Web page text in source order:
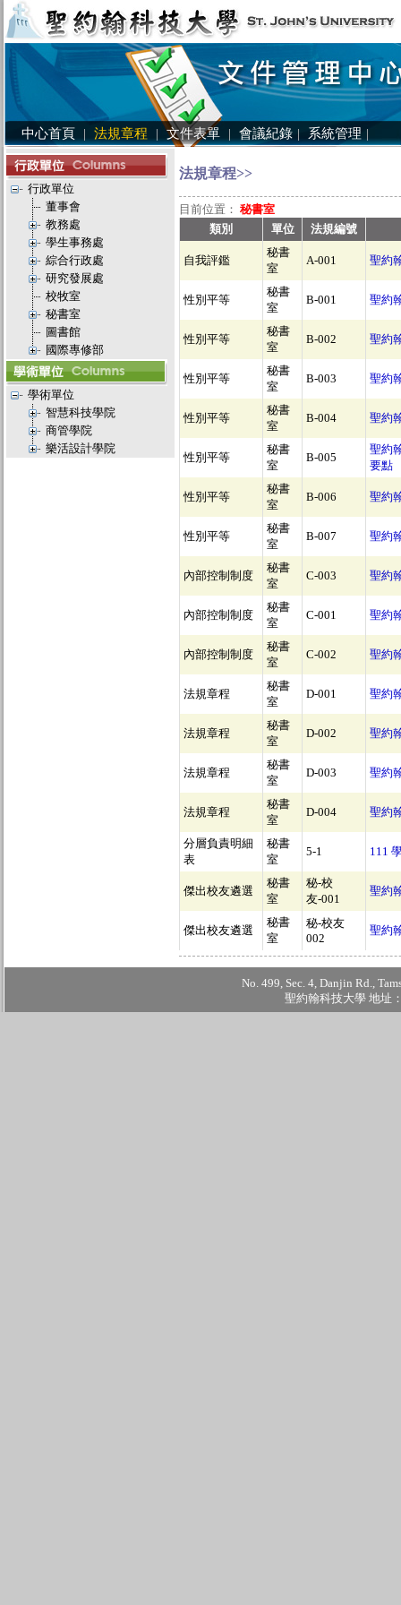
中心首頁 | 法規章程 | 文件表單 | 會議紀錄 | 系統管理 |
行政單位
董事會
教務處
學生事務處
綜合行政處
研究發展處
校牧室
秘書室
圖書館
國際專修部
學術單位
智慧科技學院
商管學院
樂活設計學院
法規章程>>
目前位置： 秘書室
類別
單位 法規編號
自我評鑑
秘書
室
A-001 聖約
性別平等
秘書
室
B-001 聖約
性別平等
秘書
室
B-002 聖約
性別平等
秘書
室
B-003 聖約
性別平等
秘書
室
B-004 聖約
性別平等
秘書
室
B-005
聖約
要點
性別平等
秘書
室
B-006 聖約
性別平等
秘書
室
B-007 聖約
內部控制制度
秘書
室
C-003 聖約
內部控制制度
秘書
室
C-001 聖約
內部控制制度
秘書
室
C-002 聖約
法規章程
秘書
室
D-001 聖約
法規章程
秘書
室
D-002 聖約
法規章程
秘書
室
D-003 聖約
法規章程
秘書
室
D-004 聖約
分層負責明細
表
秘書
室
5-1 111
傑出校友遴選
秘書
室
秘-校
友-001
聖約
傑出校友遴選
秘書
室
秘-校友
002
聖約
No. 499, Sec. 4, Danjin Rd.,
聖約翰科技大學 地址